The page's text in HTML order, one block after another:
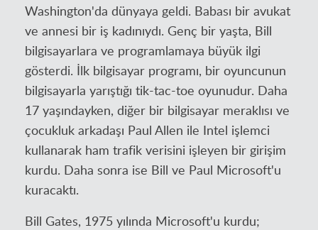
Washington'da dünyaya geldi. Babası bir avukat
ve annesi bir iş kadınıydı. Genç bir yaşta, Bill
bilgisayarlara ve programlamaya büyük ilgi
gösterdi. İlk bilgisayar programı, bir oyuncunun
bilgisayarla yarıştığı tik-tac-toe oyunudur. Daha
17 yaşındayken, diğer bir bilgisayar meraklısı ve
çocukluk arkadaşı Paul Allen ile Intel işlemci
kullanarak ham trafik verisini işleyen bir girişim
kurdu. Daha sonra ise Bill ve Paul Microsoft'u
kuracaktı.
Bill Gates, 1975 yılında Microsoft'u kurdu;